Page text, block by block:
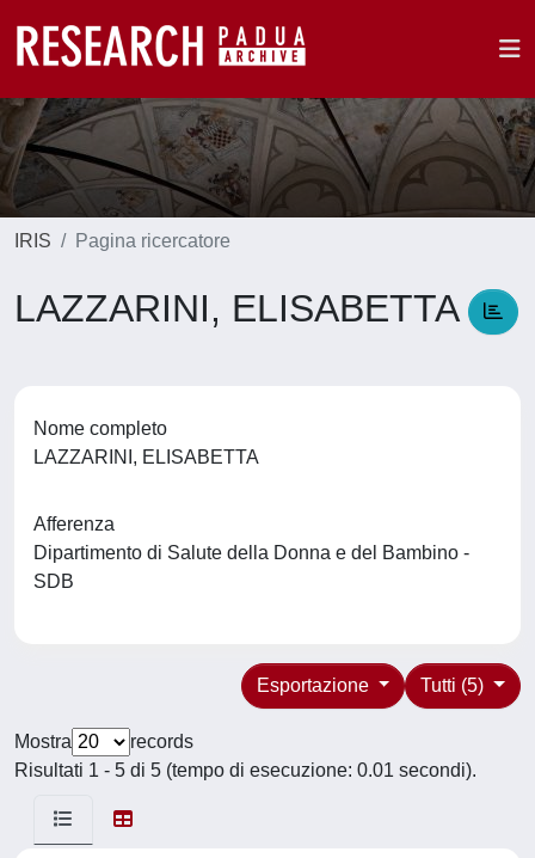
IRIS Pagina ricercatore
LAZZARINI, ELISABETTA
Nome completo
LAZZARINI, ELISABETTA
Afferenza
Dipartimento di Salute della Donna e del Bambino -
SDB
Tutti (5)
Esportazione
Mostra
records
Risultati 1 - 5 di 5 (tempo di esecuzione: 0.01 secondi).